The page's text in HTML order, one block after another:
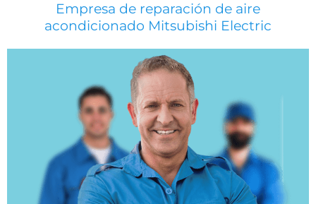
Empresa de reparación de aire
acondicionado Mitsubishi Electric